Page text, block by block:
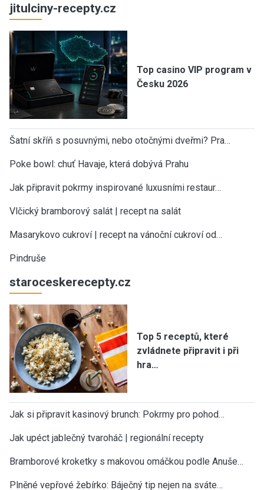
jitulciny-recepty.cz
Top casino VIP program v
Česku 2026
Šatní skříň s posuvnými, nebo otočnými dveřmi? Pra…
Poke bowl: chuť Havaje, která dobývá Prahu
Jak připravit pokrmy inspirované luxusními restaur…
Vlčický bramborový salát | recept na salát
Masarykovo cukroví | recept na vánoční cukroví od…
Pindruše
staroceskerecepty.cz
Top 5 receptů, které
zvládnete připravit i při
hra…
Jak si připravit kasinový brunch: Pokrmy pro pohod…
Jak upéct jablečný tvaroháč | regionální recepty
Bramborové kroketky s makovou omáčkou podle Anuše…
Plněné vepřové žebírko: Báječný tip nejen na sváte…